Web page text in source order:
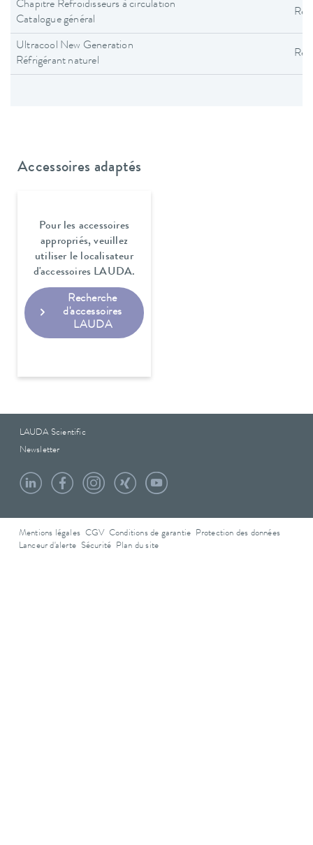
Chapitre Refroidisseurs à circulation
Catalogue général
Ultracool New Generation
Réfrigérant naturel
Accessoires adaptés
Pour les accessoires
appropriés, veuillez
utiliser le localisateur
d'accessoires LAUDA.
Recherche
d'accessoires
LAUDA
LAUDA Scientific
Newsletter
Mentions légales CGV Conditions de garantie
Protection des données
Lanceur d'alerte Sécurité Plan du site